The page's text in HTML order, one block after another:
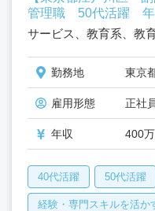
管理職 50代活躍 年
サービス、教育系、教
勤務地 東京
雇用形態 正社
年収 400
40代活躍 50代活躍
経験・専門スキルを活か